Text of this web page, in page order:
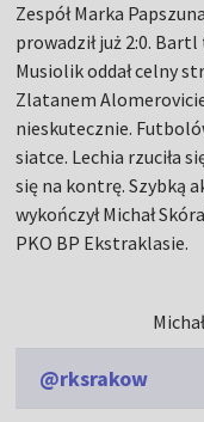
Zespół Marka
prowadził już 2:0.
Musiolik oddał celny
Zlatanem
nieskutecznie.
siatce. Lechia rzuciła
się na kontrę. Szybką
wykończył Michał
PKO BP Ekstraklasie.
@rksrakow